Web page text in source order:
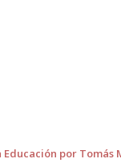
por Tomás